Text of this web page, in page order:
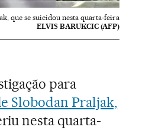
que se suicidou nesta quarta-feira
ELVIS BARUKCIC (AFP)
para
Slobodan Praljak,
nesta quarta-